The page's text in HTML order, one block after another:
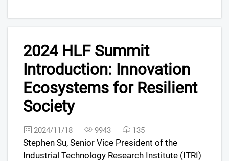
10
FREE2024 HLF Summit
Introduction: Innovation
Ecosystems for Resilient
Society
2024/11/18 9943 135
Stephen Su, Senior Vice President of the
Industrial Technology Research Institute (ITRI)